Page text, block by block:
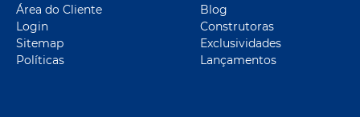
Área do Cliente
Login
Sitemap
Políticas
Blog
Construtoras
Exclusividades
Lançamentos